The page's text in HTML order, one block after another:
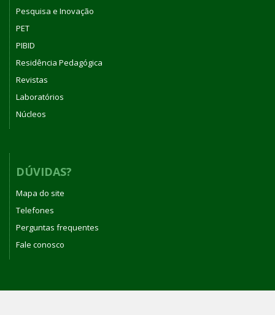
Pesquisa e Inovação
PET
PIBID
Residência Pedagógica
Revistas
Laboratórios
Núcleos
DÚVIDAS?
Mapa do site
Telefones
Perguntas frequentes
Fale conosco